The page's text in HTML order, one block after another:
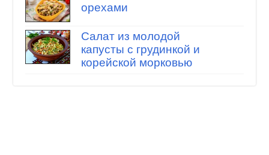
орехами
Салат из молодой
капусты с грудинкой и
корейской морковью